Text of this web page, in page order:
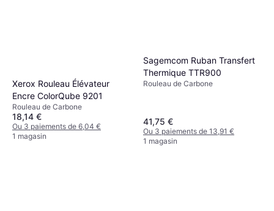
Xerox Rouleau Élévateur
Encre ColorQube 9201
Rouleau de Carbone
18,14 €
Ou 3 paiements de 6,04 €
1 magasin
Sagemcom Ruban Transfert
Thermique TTR900
Rouleau de Carbone
41,75 €
Ou 3 paiements de 13,91 €
1 magasin